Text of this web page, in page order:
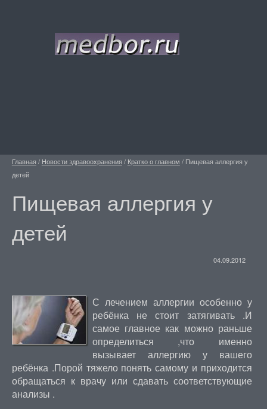
Главная / Новости здравоохранения / Кратко о главном / Пищевая аллергия у
детей
Пищевая аллергия у
детей
04.09.2012
С лечением аллергии особенно у
ребёнка не стоит затягивать .И
самое главное как можно раньше
определиться ,что именно
вызывает аллергию у вашего
ребёнка .Порой тяжело понять самому и приходится
обращаться к врачу или сдавать соответствующие
анализы .